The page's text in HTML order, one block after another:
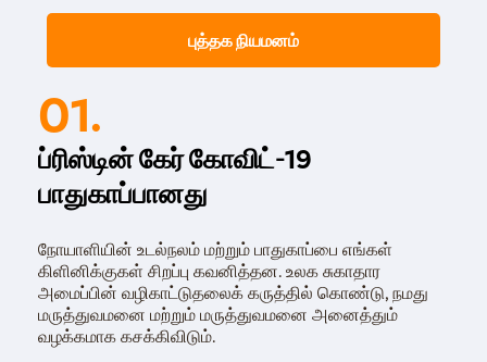
Procedure)
பெர்குடேனியஸ் எம்போலைசேஷன் இந்த நடைமுறையில்
மருத்துவர் இடுப்பு வழியாக ஒரு வடிகுழாயை உடலுக்குள்
கரைசலை பாதிக்கப்பட்ட விதைப்பை நரம்புகளில்
செலுத்துகிறார். கரைசல் நரம்பைத் தடுக்கிறது. இரத்தம்
பின்னர் மற்ற ஆரோக்கியமான நரம்புகள் வழியாக பாய்கிறது
மற்றும் வெரிகோசெல் சிகிச்சை அளிக்கப்படுகிறது.
புத்தக நியமனம்
01.
ப்ரிஸ்டின் கேர் கோவிட்-19
பாதுகாப்பானது
நோயாளியின் உடல்நலம் மற்றும் பாதுகாப்பை எங்கள்
கிளினிக்குகள் சிறப்பு கவனித்தன. உலக சுகாதார
அமைப்பின் வழிகாட்டுதலைக் கருத்தில் கொண்டு, நமது
மருத்துவமனை மற்றும் மருத்துவமனை அனைத்தும்
வழக்கமாக கசக்கிவிடும்.